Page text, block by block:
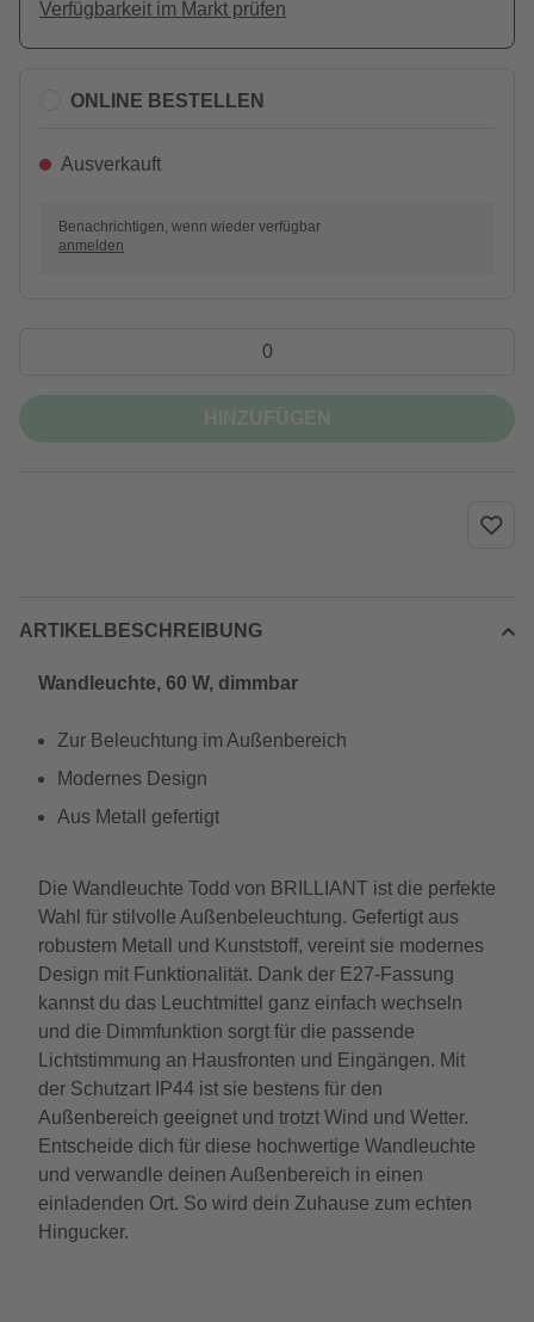
Verfügbarkeit im Markt prüfen
ONLINE BESTELLEN
Ausverkauft
Benachrichtigen, wenn wieder verfügbar
anmelden
ARTIKELBESCHREIBUNG
Wandleuchte, 60 W, dimmbar
Zur Beleuchtung im Außenbereich
Modernes Design
Aus Metall gefertigt
Die Wandleuchte Todd von BRILLIANT ist die perfekte
Wahl für stilvolle Außenbeleuchtung. Gefertigt aus
robustem Metall und Kunststoff, vereint sie modernes
Design mit Funktionalität. Dank der E27-Fassung
kannst du das Leuchtmittel ganz einfach wechseln
und die Dimmfunktion sorgt für die passende
Lichtstimmung an Hausfronten und Eingängen. Mit
der Schutzart IP44 ist sie bestens für den
Außenbereich geeignet und trotzt Wind und Wetter.
Entscheide dich für diese hochwertige Wandleuchte
und verwandle deinen Außenbereich in einen
einladenden Ort. So wird dein Zuhause zum echten
Hingucker.